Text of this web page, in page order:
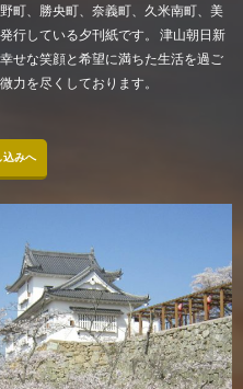
町、勝央町、奈義町、久米南町、美
行している夕刊紙です。 津山朝日新
せな笑顔と希望に満ちた生活を過ご
力を尽くしております。
込みへ